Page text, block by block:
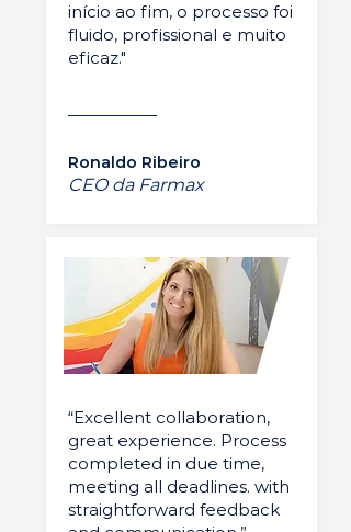
início ao fim, o processo foi
fluido, profissional e muito
eficaz."
Ronaldo Ribeiro
CEO da Farmax
“Excellent collaboration,
great experience. Process
completed in due time,
meeting all deadlines. with
straightforward feedback